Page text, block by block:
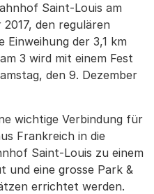
Saint-Louis am
den regulären
Einweihung der 3,1 km
3 wird mit einem Fest
den 9. Dezember
wichtige Verbindung für
Frankreich in die
Saint-Louis zu einem
und eine grosse Park &
errichtet werden.